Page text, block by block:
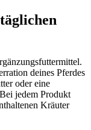
deines Pferdes
oder eine
jedem Produkt
Kräuter